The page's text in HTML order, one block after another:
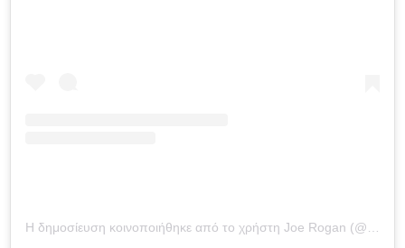
Η δημοσίευση κοινοποιήθηκε από το χρήστη Joe Rogan (@joerogan)